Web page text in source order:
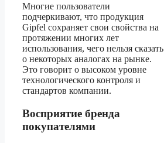
Многие пользователи
подчеркивают, что продукция
Gipfel сохраняет свои свойства на
протяжении многих лет
использования, чего нельзя сказать
о некоторых аналогах на рынке.
Это говорит о высоком уровне
технологического контроля и
стандартов компании.
Восприятие бренда
покупателями